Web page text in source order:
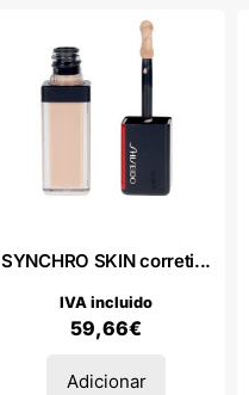
SYNCHRO SKIN correti...
59,66€
IVA incluido
Adicionar